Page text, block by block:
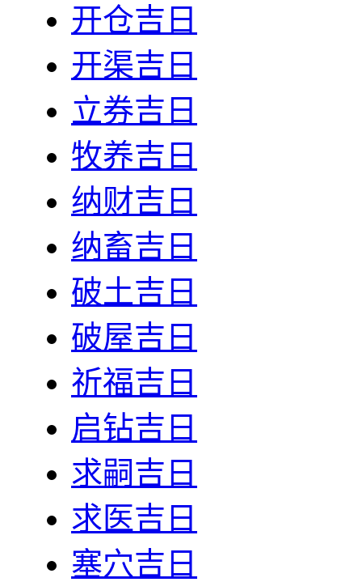
开仓吉日
开渠吉日
立券吉日
牧养吉日
纳财吉日
纳畜吉日
破土吉日
破屋吉日
祈福吉日
启钻吉日
求嗣吉日
求医吉日
塞穴吉日